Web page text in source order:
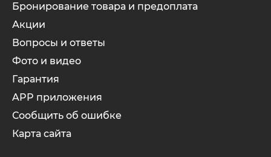
Бронирование товара и предоплата
Акции
Вопросы и ответы
Фото и видео
Гарантия
APP приложения
Сообщить об ошибке
Карта сайта